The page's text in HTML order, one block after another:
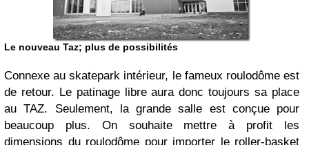
Le nouveau Taz; plus de possibilités
Connexe au skatepark intérieur, le fameux roulodôme est
de retour. Le patinage libre aura donc toujours sa place
au TAZ. Seulement, la grande salle est conçue pour
beaucoup plus. On souhaite mettre à profit les
dimensions du roulodôme pour importer le roller-basket